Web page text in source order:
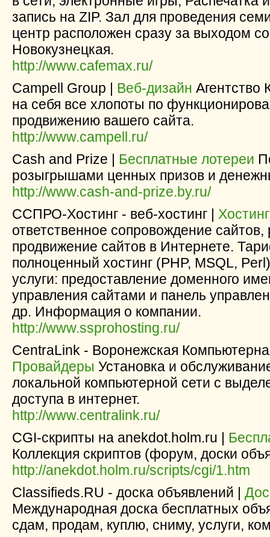
запись на ZIP. Зал для проведения
центр расположен сразу за выходом
Новокузнецкая.
http://www.cafemax.ru/
Campell Group | Веб-дизайн Агентство
на себя все хлопоты по
продвижению вашего сайта.
http://www.campell.ru/
Cash and Prize | Бесплатные лотереи
розыгрышами ценных призов и
http://www.cash-and-prize.by.ru/
CCПРО-Хостинг - веб-хостинг | Хостинг
ответственное сопровождение сайтов,
продвижение сайтов в Интернете.
полноценный хостинг (PHP, MSQL,
услуги: предоставление доменного
управления сайтами и панель
др. Информация о компании.
http://www.ssprohosting.ru/
CentraLink - Воронежская
Провайдеры Установка и
локальной компьютерной сети с
доступа в интернет.
http://www.centralink.ru/
CGI-скрипты на anekdot.holm.ru |
Коллекция скриптов (форум, доски
http://anekdot.holm.ru/scripts/cgi/1.htm
Classifieds.RU - доска объявлений |
Международная доска бесплатных
сдам, продам, куплю, сниму, услуги,